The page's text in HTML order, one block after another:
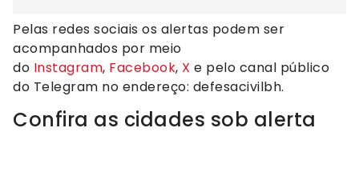
Pelas redes sociais os alertas podem ser
acompanhados por meio
do Instagram, Facebook, X e pelo canal público
do Telegram no endereço: defesacivilbh.
Confira as cidades sob alerta